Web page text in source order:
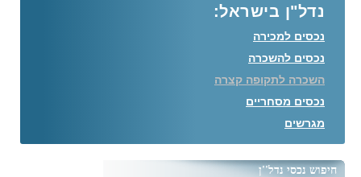
נדל"ן בישראל:
נכסים למכירה
נכסים להשכרה
השכרה לתקופה קצרה
נכסים מסחריים
מגרשים
חיפוש נכסי נדל''ן